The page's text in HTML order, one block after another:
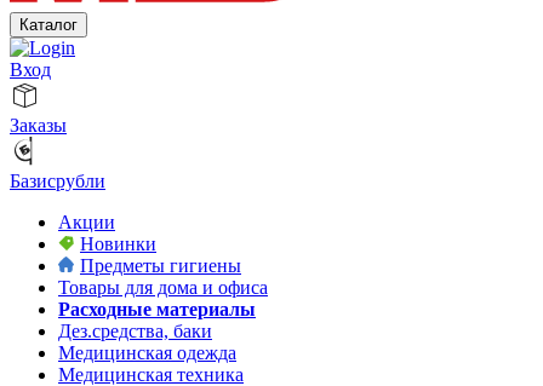
Каталог
Вход
Заказы
Базисрубли
Акции
Новинки
Предметы гигиены
Товары для дома и офиса
Расходные материалы
Дез.средства, баки
Медицинская одежда
Медицинская техника